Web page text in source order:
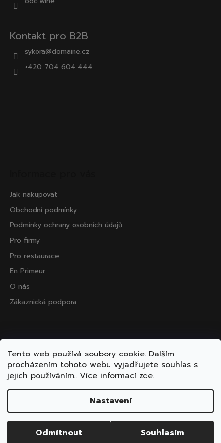
Tento web používá soubory cookie. Dalším
procházením tohoto webu vyjadřujete souhlas s
jejich používáním.. Více informací zde.
Nastavení
Odmítnout Souhlasím
Kontakt pro B2B
sykora@domaine.cz
+420 704 604 444
Jak nakupovat
Obchodní podmínky
Podmínky ochrany osobních údajů
Pro firmy
Pro restaurace
En Primeur
O nás
Zákaznická podpora
Přijímáme online platby
Copyright 2026ooo.wine. Všechna práva vyhrazena.
Upravit nastavení cookies